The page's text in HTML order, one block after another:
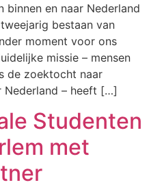
binnen en naar Nederland
bestaan van
moment voor ons
missie – mensen
de zoektocht naar
Nederland – heeft […]
Studenten
met